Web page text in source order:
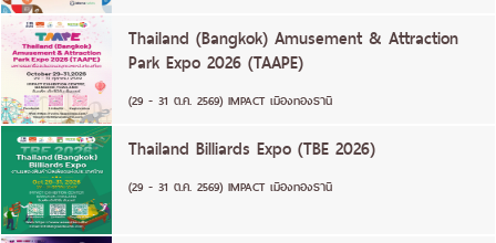
Thailand (Bangkok) Amusement & Attraction
Park Expo 2026 (TAAPE)
(29 - 31 ต.ค. 2569) IMPACT เมืองทองธานี
Thailand Billiards Expo (TBE 2026)
(29 - 31 ต.ค. 2569) IMPACT เมืองทองธานี